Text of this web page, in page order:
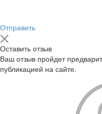
Отправить
Оставить отзыв
Ваш отзыв пройдет
публикацией на сайте.